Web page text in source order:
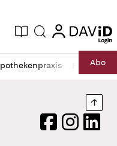
Ausgabe
Suche login
login
RechtAbo
FacebookInstagram